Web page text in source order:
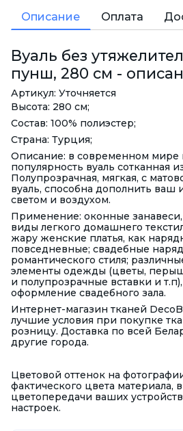
Описание Оплата
Вуаль без
пунш, 280 см -
Артикул: Уточняется
Высота: 280 см;
Состав: 100% полиэстер;
Страна: Турция;
Описание: в современном мире
популярность вуаль сотканная
Полупрозрачная, мягкая, с
вуаль, способна дополнить ваш
светом и воздухом.
Применение: оконные
виды легкого домашнего
жару женские платья, как
повседневные; свадебные
романтического стиля;
элементы одежды (цветы,
и полупрозрачные вставки и
оформление свадебного зала.
Интернет-магазин тканей
лучшие условия при покупке
розницу. Доставка по всей
другие города.
Цветовой оттенок на
фактического цвета материала,
цветопередачи ваших
настроек.